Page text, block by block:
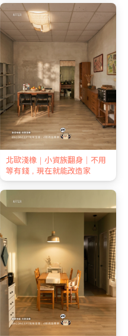
北歐淺橡｜小資族翻身｜不用
等有錢，現在就能改造家